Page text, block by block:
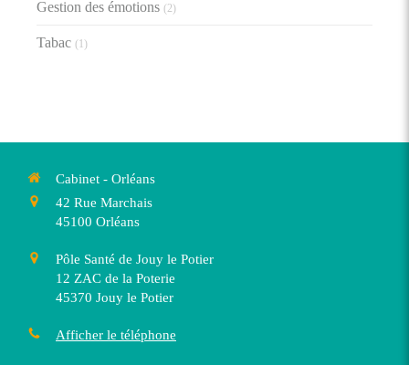
Gestion des émotions (2)
Tabac (1)
Cabinet - Orléans
42 Rue Marchais
45100 Orléans
Pôle Santé de Jouy le Potier
12 ZAC de la Poterie
45370 Jouy le Potier
Afficher le téléphone